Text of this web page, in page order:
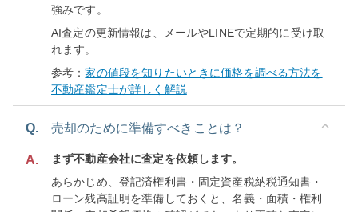
強みです。
AI査定の更新情報は、メールやLINEで定期的に受け取
れます。
参考：家の値段を知りたいときに価格を調べる方法を
不動産鑑定士が詳しく解説
Q. 売却のために準備すべきことは？
A.
まず不動産会社に査定を依頼します。
あらかじめ、登記済権利書・固定資産税納税通知書・
ローン残高証明を準備しておくと、名義・面積・権利